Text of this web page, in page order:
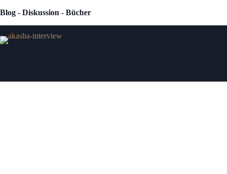
Inhalt
Blog - Diskussion - Bücher